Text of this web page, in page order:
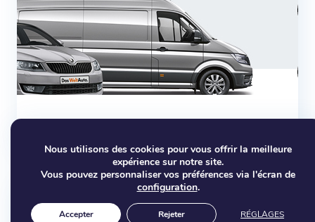
Entretien général de votre voiture :
Nous utilisons des cookies pour vous offrir la meilleure
expérience sur notre site.
Vous pouvez personnaliser vos préférences via l'écran de
configuration.
Accepter Rejeter RÉGLAGES